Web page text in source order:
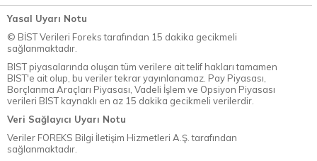
Yasal Uyarı Notu
© BİST Verileri Foreks tarafından 15 dakika gecikmeli
sağlanmaktadır.
BIST piyasalarında oluşan tüm verilere ait telif hakları tamamen
BIST'e ait olup, bu veriler tekrar yayınlanamaz. Pay Piyasası,
Borçlanma Araçları Piyasası, Vadeli İşlem ve Opsiyon Piyasası
verileri BIST kaynaklı en az 15 dakika gecikmeli verilerdir.
Veri Sağlayıcı Uyarı Notu
Veriler FOREKS Bilgi İletişim Hizmetleri A.Ş. tarafından
sağlanmaktadır.